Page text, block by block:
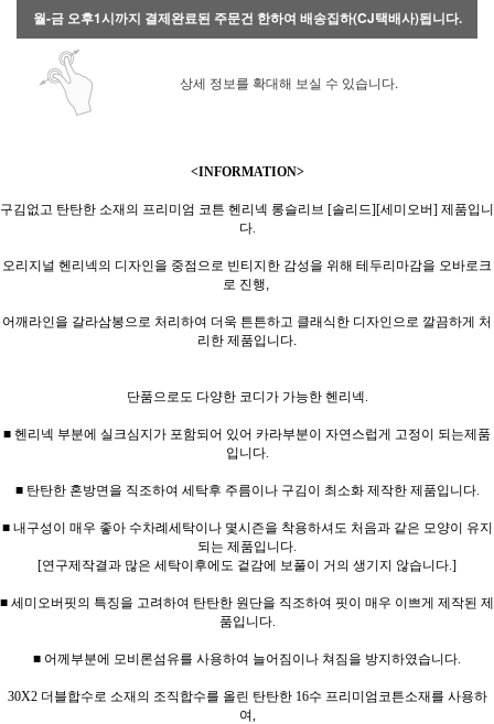
월-금 오후1시까지 결제완료된 주문건 한하여 배송집하(CJ택배사)됩니다.
상세 정보를 확대해 보실 수 있습니다.
<INFORMATION>
구김없고 탄탄한 소재의 프리미엄 코튼 헨리넥 롱슬리브 [솔리드][세미오버] 제품입니
다.
오리지널 헨리넥의 디자인을 중점으로 빈티지한 감성을 위해 테두리마감을 오바로크
로 진행,
어깨라인을 갈라삼봉으로 처리하여 더욱 튼튼하고 클래식한 디자인으로 깔끔하게 처
리한 제품입니다.
단품으로도 다양한 코디가 가능한 헨리넥.
■ 헨리넥 부분에 실크심지가 포함되어 있어 카라부분이 자연스럽게 고정이 되는제품
입니다.
■ 탄탄한 혼방면을 직조하여 세탁후 주름이나 구김이 최소화 제작한 제품입니다.
■ 내구성이 매우 좋아 수차례세탁이나 몇시즌을 착용하셔도 처음과 같은 모양이 유지
되는 제품입니다.
[연구제작결과 많은 세탁이후에도 겉감에 보풀이 거의 생기지 않습니다.]
■ 세미오버핏의 특징을 고려하여 탄탄한 원단을 직조하여 핏이 매우 이쁘게 제작된 제
품입니다.
■ 어께부분에 모비론섬유를 사용하여 늘어짐이나 쳐짐을 방지하였습니다.
30X2 더블합수로 소재의 조직합수를 올린 탄탄한 16수 프리미엄코튼소재를 사용하
여,